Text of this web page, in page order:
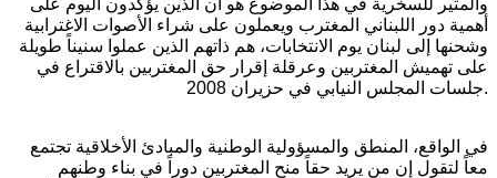
والمثير للسخرية في هذا الموضوع هو أن الذين يؤكدون اليوم على
أهمية دور اللبناني المغترب ويعملون على شراء الأصوات الاغترابية
وشحنها إلى لبنان يوم الانتخابات، هم ذاتهم الذين عملوا سنيناً طويلة
على تهميش المغتربين وعرقلة إقرار حق المغتربين بالاقتراع في
جلسات المجلس النيابي في حزيران 2008.
في الواقع، المنطق والمسؤولية الوطنية والمبادئ الأخلاقية تجتمع
معاً لتقول إن من يريد حقاً منح المغتربين دوراً في بناء وطنهم